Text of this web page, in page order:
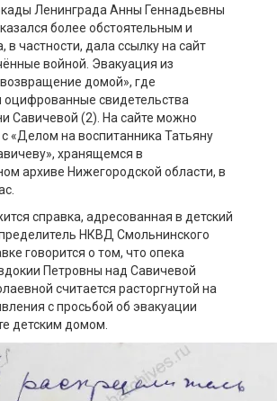
Ленинграда Анны Геннадьевны
более обстоятельным и
в частности, дала ссылку на сайт
войной. Эвакуация из
домой», где
оцифрованные свидетельства
Савичевой (2). На сайте можно
«Делом на воспитанника Татьяну
хранящемся в
архиве Нижегородской области, в
справка, адресованная в детский
НКВД Смольнинского
говорится о том, что опека
Петровны над Савичевой
считается расторгнутой на
с просьбой об эвакуации
детским домом.